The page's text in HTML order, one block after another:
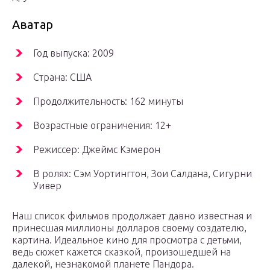
Аватар
Год выпуска: 2009
Страна: США
Продолжительность: 162 минуты
Возрастные ограничения: 12+
Режиссер: Джеймс Кэмерон
В ролях: Сэм Уортингтон, Зои Салдана, Сигурни
Уивер
Наш список фильмов продолжает давно известная и
принесшая миллионы долларов своему создателю,
картина. Идеальное кино для просмотра с детьми,
ведь сюжет кажется сказкой, произошедшей на
далекой, незнакомой планете Пандора.